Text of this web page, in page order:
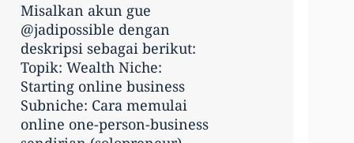
Misalkan akun gue
@jadipossible dengan
deskripsi sebagai berikut:
Topik: Wealth Niche:
Starting online business
Subniche: Cara memulai
online one-person-business